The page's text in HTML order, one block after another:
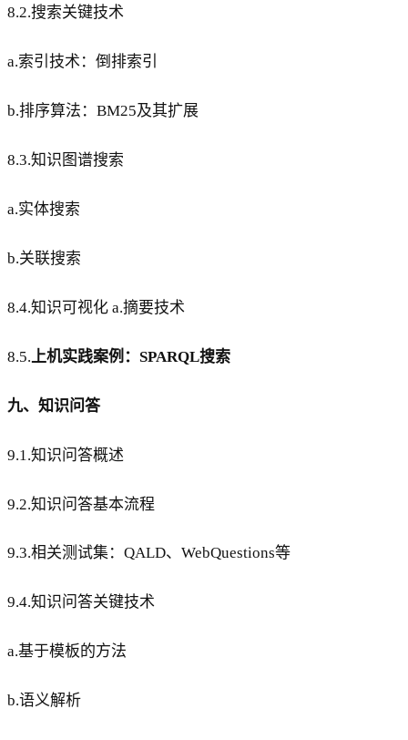
8.2.搜索关键技术
a.索引技术：倒排索引
b.排序算法：BM25及其扩展
8.3.知识图谱搜索
a.实体搜索
b.关联搜索
8.4.知识可视化 a.摘要技术
8.5. 上机实践案例：SPARQL搜索
九、知识问答
9.1.知识问答概述
9.2.知识问答基本流程
9.3.相关测试集：QALD、WebQuestions等
9.4.知识问答关键技术
a.基于模板的方法
b.语义解析